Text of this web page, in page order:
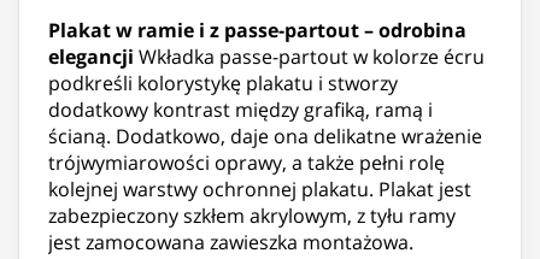
Plakat w ramie i z passe-partout – odrobina
elegancji Wkładka passe-partout w kolorze écru
podkreśli kolorystykę plakatu i stworzy
dodatkowy kontrast między grafiką, ramą i
ścianą. Dodatkowo, daje ona delikatne wrażenie
trójwymiarowości oprawy, a także pełni rolę
kolejnej warstwy ochronnej plakatu. Plakat jest
zabezpieczony szkłem akrylowym, z tyłu ramy
jest zamocowana zawieszka montażowa.